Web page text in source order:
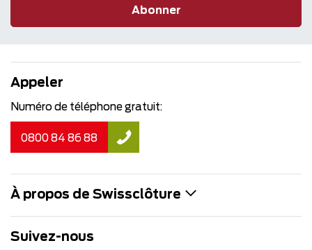
Abonner
Appeler
Numéro de téléphone gratuit:
0800 84 86 88
À propos de Swissclôture
Suivez-nous